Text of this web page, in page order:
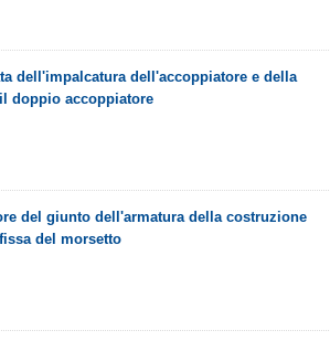
dell'impalcatura dell'accoppiatore e della
doppio accoppiatore
del giunto dell'armatura della costruzione
del morsetto